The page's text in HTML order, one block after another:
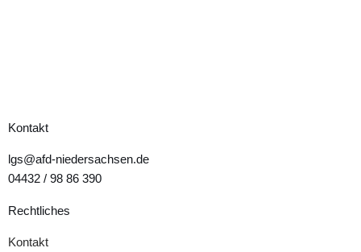
Kontakt
lgs@afd-niedersachsen.de
04432 / 98 86 390
Rechtliches
Kontakt